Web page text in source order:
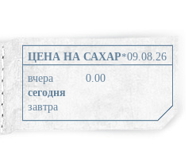
ЦЕНА НА САХАР*09.08.26
вчера
сегодня
завтра
0.00